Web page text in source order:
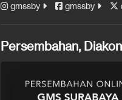
gmssby gmssby
Persembahan,